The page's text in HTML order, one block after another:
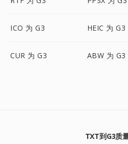
ICO 为 G3 HEIC 为 G3
CUR 为 G3 ABW 为 G3
TXT到G3质